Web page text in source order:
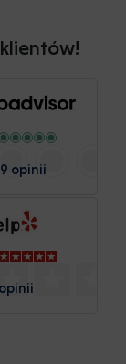
opinii